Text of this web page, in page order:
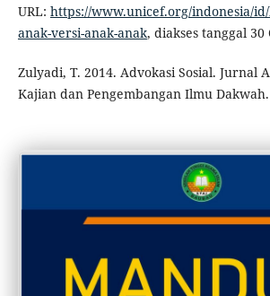
URL: https://www.unicef.org/indonesia/
anak-versi-anak-anak, diakses tanggal 30
Zulyadi, T. 2014. Advokasi Sosial. Jurnal
Kajian dan Pengembangan Ilmu Dakwah.